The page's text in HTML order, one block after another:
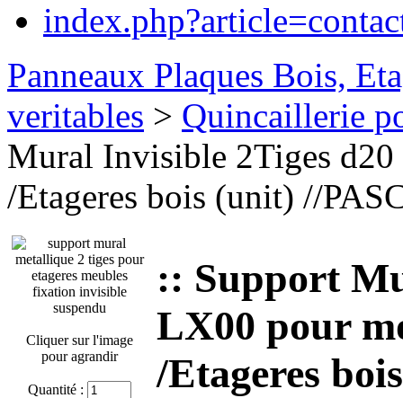
Panneaux Plaques Bois,
veritables > Quincaillerie
Mural Invisible 2Tiges
/Etageres bois (unit) //
Cliquer sur l'image
pour agrandir
Quantité :
:: Support
LX00 pour
/Etageres